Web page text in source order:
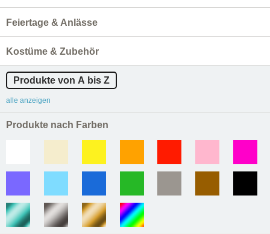
Feiertage & Anlässe
Kostüme & Zubehör
Produkte von A bis Z
alle anzeigen
Produkte nach Farben